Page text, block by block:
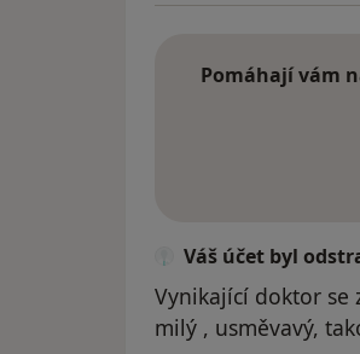
Pomáhají vám
Váš účet byl
Vynikající doktor se
milý , usměvavý,